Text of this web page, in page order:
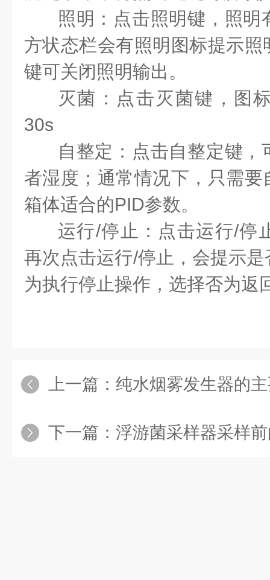
照明 ：点击照明键，照
方状态栏会有照明图标提示
键可关闭照明输出。
灭菌 ：点击灭菌键， 图
30s
自整定： 点击自整定键，
者湿度；通常情况下，只需
箱体适合的PID参数。
运行/停止 ：点击运行/停
再次点击运行/停止，会提示
为执行停止操作，选择否为返
上一篇： 纯水烟雾发生器的
下一篇： 浮游菌采样器采样前